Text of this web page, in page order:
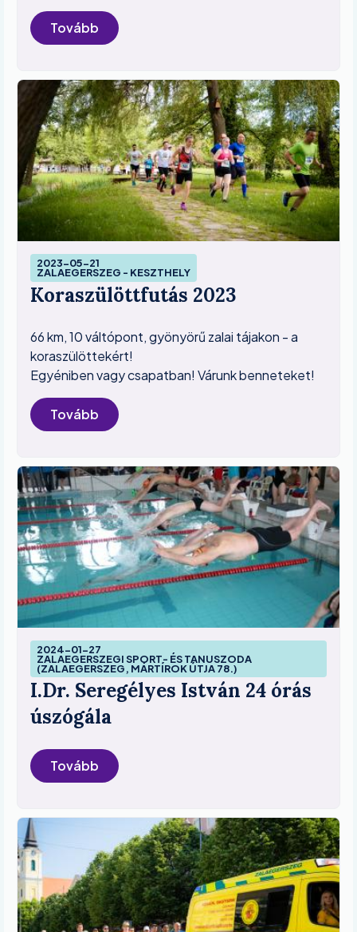
Tovább
Image
2023-05-21
ZALAEGERSZEG - KESZTHELY
Koraszülöttfutás 2023
66 km, 10 váltópont, gyönyörű zalai tájakon - a
koraszülöttekért!
Egyéniben vagy csapatban! Várunk benneteket!
Tovább
Image
2024-01-27
ZALAEGERSZEGI SPORT- ÉS TANUSZODA
(ZALAEGERSZEG, MÁRTÍROK ÚTJA 78.)
I.Dr. Seregélyes István 24 órás
úszógála
Tovább